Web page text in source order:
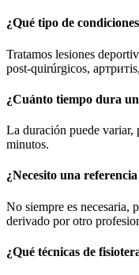
¿Qué tipo de
Tratamos lesiones
post-quirúrgicos,
¿Cuánto tiempo dura
La duración puede variar,
minutos.
¿Necesito una
No siempre es necesaria,
derivado por otro
¿Qué técnicas de